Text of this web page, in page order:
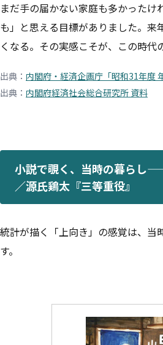
まだ手の届かない家庭も多かったけ
も」と思える目標がありました。来
くなる。その実感こそが、この時代
出典： 内閣府・経済企画庁「昭和31年度
出典： 内閣府経済社会総合研究所 資料
小説で覗く、当時の暮らし
／源氏鶏太『三等重役』
統計が描く「上向き」の感覚は、当
す。